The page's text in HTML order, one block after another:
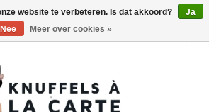
website te verbeteren. Is dat akkoord?
Ja
Nee
Meer over cookies »